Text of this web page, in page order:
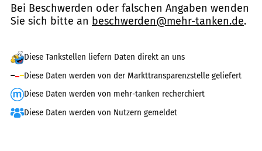
Bei Beschwerden oder falschen Angaben wenden
Sie sich bitte an beschwerden@mehr-tanken.de.
Diese Tankstellen liefern Daten direkt an uns
Diese Daten werden von der Markttransparenzstelle geliefert
Diese Daten werden von mehr-tanken recherchiert
Diese Daten werden von Nutzern gemeldet